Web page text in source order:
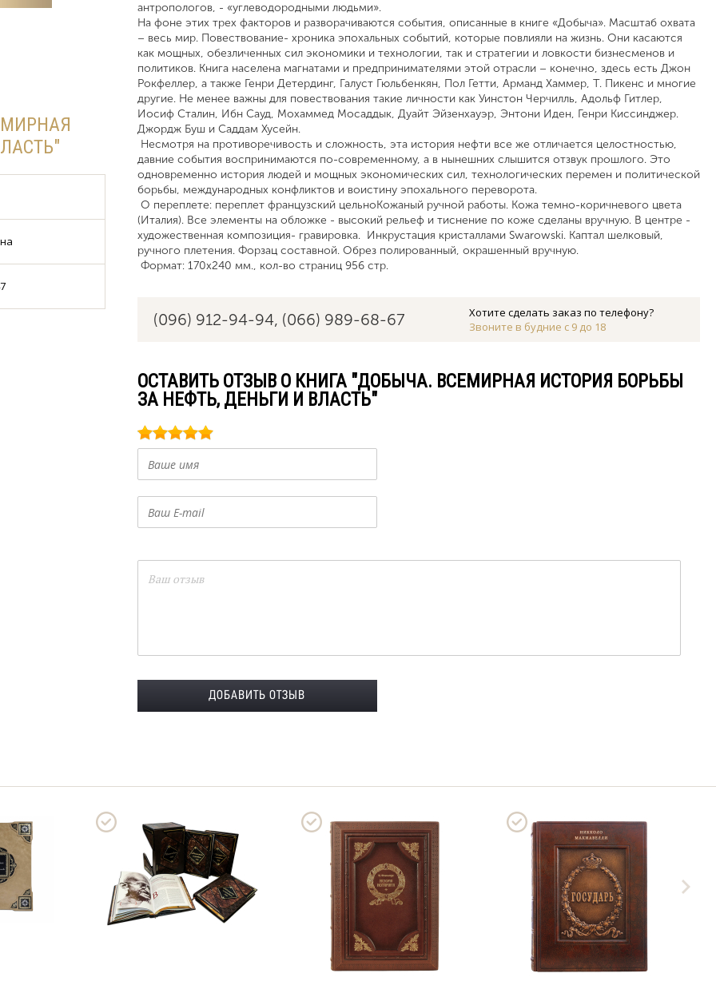
антропологов, - «углеводородными людьми».
На фоне этих трех факторов и разворачиваются события, описанные в книге «Добыча». Масштаб охвата
– весь мир. Повествование- хроника эпохальных событий, которые повлияли на жизнь. Они касаются
как мощных, обезличенных сил экономики и технологии, так и стратегии и ловкости бизнесменов и
политиков. Книга населена магнатами и предпринимателями этой отрасли – конечно, здесь есть Джон
Рокфеллер, а также Генри Детердинг, Галуст Гюльбенкян, Пол Гетти, Арманд Хаммер, Т. Пикенс и многие
другие. Не менее важны для повествования такие личности как Уинстон Черчилль, Адольф Гитлер,
Иосиф Сталин, Ибн Сауд, Мохаммед Мосаддык, Дуайт Эйзенхауэр, Энтони Иден, Генри Киссинджер.
Джордж Буш и Саддам Хусейн.
Несмотря на противоречивость и сложность, эта история нефти все же отличается целостностью,
давние события воспринимаются по-современному, а в нынешних слышится отзвук прошлого. Это
одновременно история людей и мощных экономических сил, технологических перемен и политической
борьбы, международных конфликтов и воистину эпохального переворота.
О переплете: переплет французский цельноКожаный ручной работы. Кожа темно-коричневого цвета
(Италия). Все элементы на обложке - высокий рельеф и тиснение по коже сделаны вручную. В центре -
художественная композиция- гравировка. Инкрустация кристаллами Swarowski. Каптал шелковый,
ручного плетения. Форзац составной. Обрез полированный, окрашенный вручную.
Формат: 170х240 мм., кол-во страниц 956 стр.
(096) 912-94-94, (066) 989-68-67
Хотите сделать заказ по телефону?
Звоните в будние с 9 до 18
ОСТАВИТЬ ОТЗЫВ О КНИГА "ДОБЫЧА. ВСЕМИРНАЯ ИСТОРИЯ БОРЬБЫ
ЗА НЕФТЬ, ДЕНЬГИ И ВЛАСТЬ"